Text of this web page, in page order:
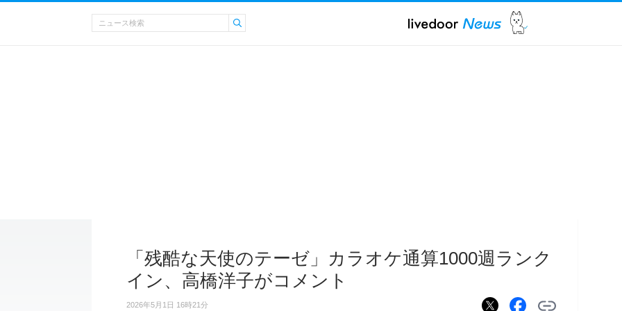
「残酷な天使のテーゼ」カラオケ通算1000週ランク
イン、高橋洋子がコメント
2026年5月1日 16時21分